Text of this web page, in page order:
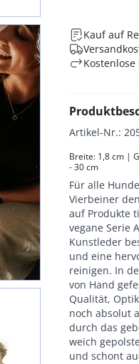
Kauf auf
Kostenlose
Artikel-Nr.:
Breite: 1,8 cm |
- 30 cm
Für alle
Vierbeiner
auf Produkte
vegane Serie
Kunstleder
und eine
reinigen. In
von Hand
Qualität,
noch absolut
durch das
weich
und schont